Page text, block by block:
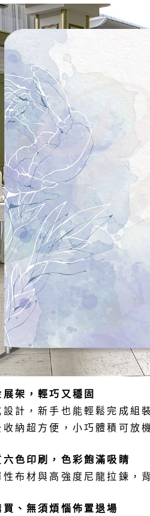
架，輕巧又穩固
計，新手也能輕鬆完成組裝
納超方便，小巧體積可放
六色印刷，色彩飽滿吸睛
布材與高強度尼龍拉鍊，
、無須煩惱佈置退場